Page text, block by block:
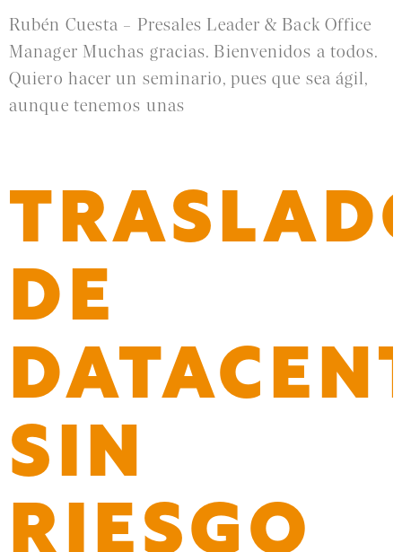
Rubén Cuesta – Presales Leader & Back Office
Manager Muchas gracias. Bienvenidos a todos.
Quiero hacer un seminario, pues que sea ágil,
aunque tenemos unas
DE
SIN
RIESGO